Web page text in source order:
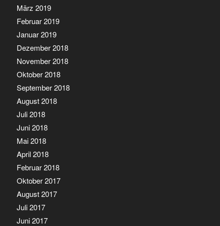
März 2019
Februar 2019
Januar 2019
Dezember 2018
November 2018
Oktober 2018
September 2018
August 2018
Juli 2018
Juni 2018
Mai 2018
April 2018
Februar 2018
Oktober 2017
August 2017
Juli 2017
Juni 2017